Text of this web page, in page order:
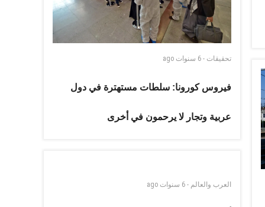
تحقيقات - 6 سنوات ago
فيروس كورونا: سلطات مستهترة في دول
عربية وتجار لا يرحمون في أخرى
العرب والعالم - 6 سنوات ago